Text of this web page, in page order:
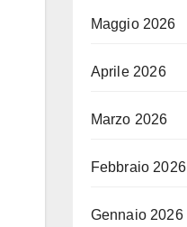
Maggio 2026
Aprile 2026
Marzo 2026
Febbraio 2026
Gennaio 2026